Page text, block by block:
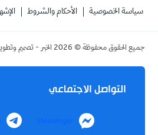
سياسة الخصوصية الأحكام والشروط
جميع الحقوق محفوظة © 2026 الخبر - تصميم
التواصل الاجتماعي
Messenger